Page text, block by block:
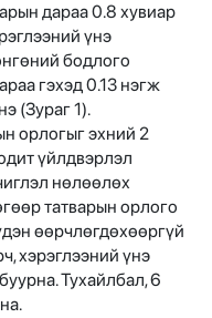
дараа 0.8 хувиар
үнэ
бодлого
гэхэд 0.13 нэгж
(Зураг 1).
орлогыг эхний 2
үйлдвэрлэл
нөлөөлөх
татварын орлого
өөрчлөгдөхөөргүй
хэрэглээний үнэ
Тухайлбал, 6